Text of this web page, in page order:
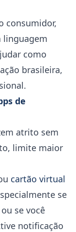
consumidor,
linguagem
como
brasileira,
de
atrito sem
limite maior
cartão virtual
se
se você
notificação